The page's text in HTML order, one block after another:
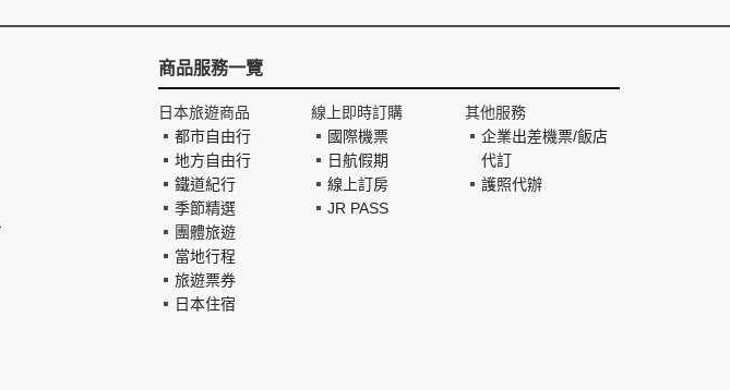
商品服務一覽
日本旅遊商品
都市自由行
地方自由行
鐵道紀行
季節精選
團體旅遊
當地行程
旅遊票券
日本住宿
線上即時訂購
國際機票
日航假期
線上訂房
JR PASS
其他服務
企業出差機票/飯店
代訂
護照代辦